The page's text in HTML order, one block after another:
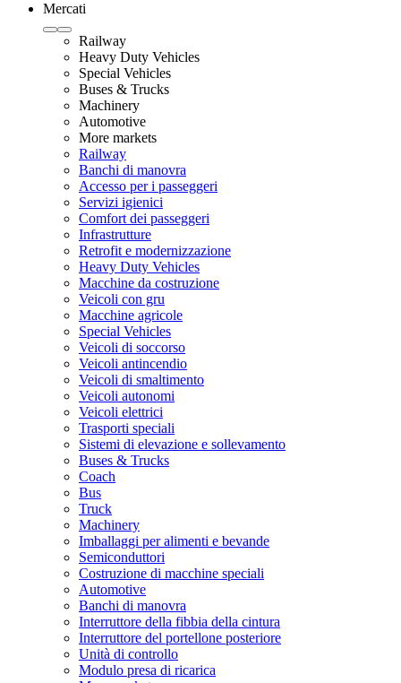
Mercati
Railway
Heavy Duty Vehicles
Special Vehicles
Buses & Trucks
Machinery
Automotive
More markets
Railway
Banchi di manovra
Accesso per i passeggeri
Servizi igienici
Comfort dei passeggeri
Infrastrutture
Retrofit e modernizzazione
Heavy Duty Vehicles
Macchine da costruzione
Veicoli con gru
Macchine agricole
Special Vehicles
Veicoli di soccorso
Veicoli antincendio
Veicoli di smaltimento
Veicoli autonomi
Veicoli elettrici
Trasporti speciali
Sistemi di elevazione e sollevamento
Buses & Trucks
Coach
Bus
Truck
Machinery
Imballaggi per alimenti e bevande
Semiconduttori
Costruzione di macchine speciali
Automotive
Banchi di manovra
Interruttore della fibbia della cintura
Interruttore del portellone posteriore
Unità di controllo
Modulo presa di ricarica